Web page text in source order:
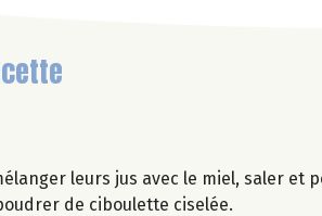
leurs jus avec le miel, saler et
de ciboulette ciselée.